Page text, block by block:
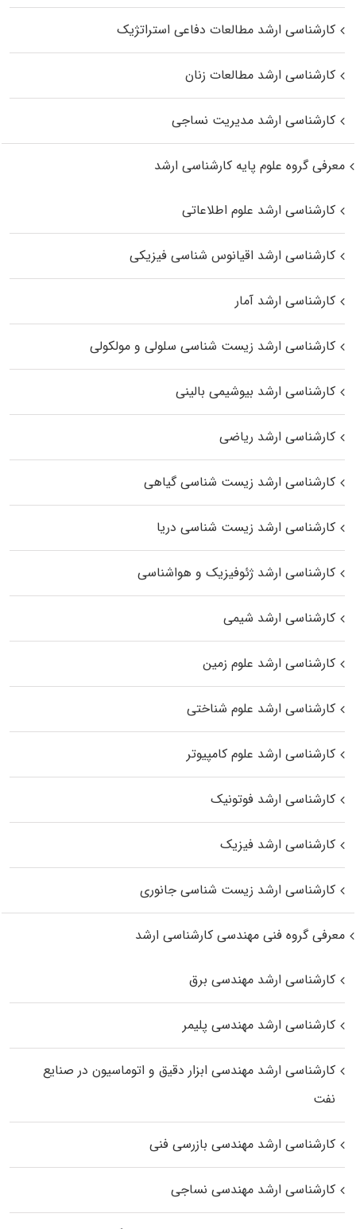
کارشناسی ارشد مطالعات دفاعی استراتژیک
کارشناسی ارشد مطالعات زنان
کارشناسی ارشد مدیریت نساجی
معرفی گروه علوم پایه کارشناسی ارشد
کارشناسی ارشد علوم اطلاعاتی
کارشناسی ارشد اقیانوس‌ شناسی فیزیکی
کارشناسی ارشد آمار
کارشناسی ارشد زیست شناسی سلولی و مولکولی
کارشناسی ارشد بیوشیمی بالینی
کارشناسی ارشد ریاضی
کارشناسی ارشد زیست‌ شناسی گیاهی
کارشناسی ارشد زیست‌ شناسی دریا
کارشناسی ارشد ژئوفیزیک و هواشناسی
کارشناسی ارشد شیمی
کارشناسی ارشد علوم زمین
کارشناسی ارشد علوم شناختی
کارشناسی ارشد علوم کامپیوتر
کارشناسی ارشد فوتونیک
کارشناسی ارشد فیزیک
کارشناسی ارشد زیست‌ شناسی جانوری
معرفی گروه فنی مهندسی کارشناسی ارشد
کارشناسی ارشد مهندسی برق
کارشناسی ارشد مهندسی پلیمر
کارشناسی ارشد مهندسی ابزار دقیق و اتوماسیون در صنایع
نفت
کارشناسی ارشد مهندسی بازرسی فنی
کارشناسی ارشد مهندسی نساجی